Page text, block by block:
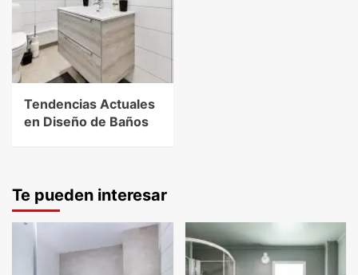
Tendencias Actuales
en Diseño de Baños
Te pueden interesar